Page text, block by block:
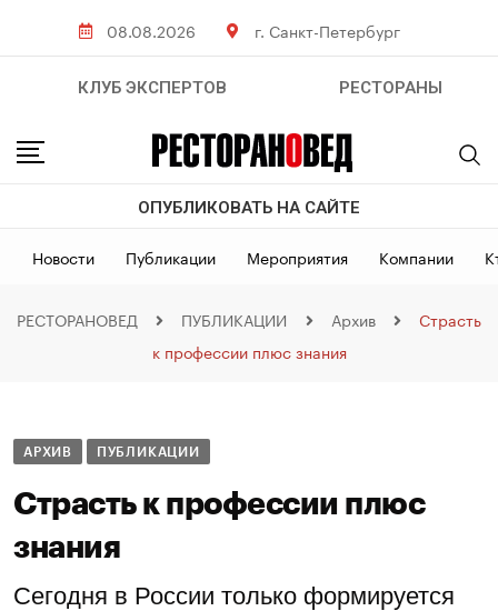
08.08.2026 г. Санкт-Петербург
КЛУБ ЭКСПЕРТОВ РЕСТОРАНЫ
ОПУБЛИКОВАТЬ НА САЙТЕ
Новости Публикации Мероприятия Компании
РЕСТОРАНОВЕД ПУБЛИКАЦИИ Архив
Страсть
к профессии плюс знания
АРХИВ ПУБЛИКАЦИИ
Страсть к профессии плюс
знания
Сегодня в России только формируется